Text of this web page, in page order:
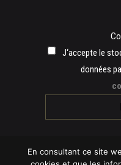
J‘accepte le
données
En consultant ce site